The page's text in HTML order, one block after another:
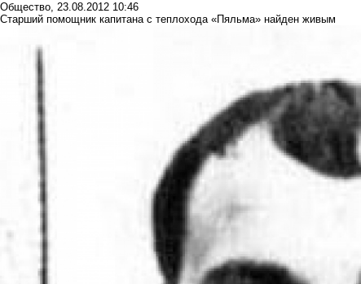
Общество, 23.08.2012 10:46
Старший помощник капитана с теплохода «Пяльма» найден живым